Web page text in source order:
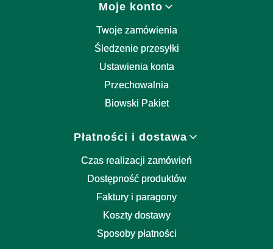
Moje konto
Twoje zamówienia
Śledzenie przesyłki
Ustawienia konta
Przechowalnia
Biowski Pakiet
Płatności i dostawa
Czas realizacji zamówień
Dostępność produktów
Faktury i paragony
Koszty dostawy
Sposoby płatności